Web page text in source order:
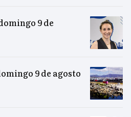
9 de
9 de agosto